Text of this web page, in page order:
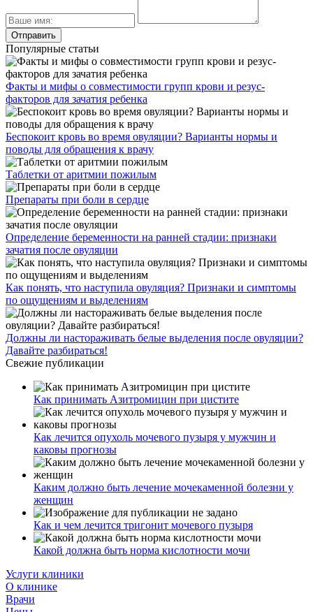
Популярные статьи
Факты и мифы о совместимости групп крови и резус-
факторов для зачатия ребенка
Беспокоит кровь во время овуляции? Варианты нормы и
поводы для обращения к врачу
Таблетки от аритмии пожилым
Препараты при боли в сердце
Определение беременности на ранней стадии: признаки
зачатия после овуляции
Как понять, что наступила овуляция? Признаки и симптомы
по ощущениям и выделениям
Должны ли настораживать белые выделения после овуляции?
Давайте разбираться!
Свежие публикации
Как принимать Азитромицин при цистите
Как лечится опухоль мочевого пузыря у мужчин и
каковы прогнозы
Каким должно быть лечение мочекаменной болезни у
женщин
Как и чем лечится тригонит мочевого пузыря
Какой должна быть норма кислотности мочи
Услуги клиники
О клинике
Врачи